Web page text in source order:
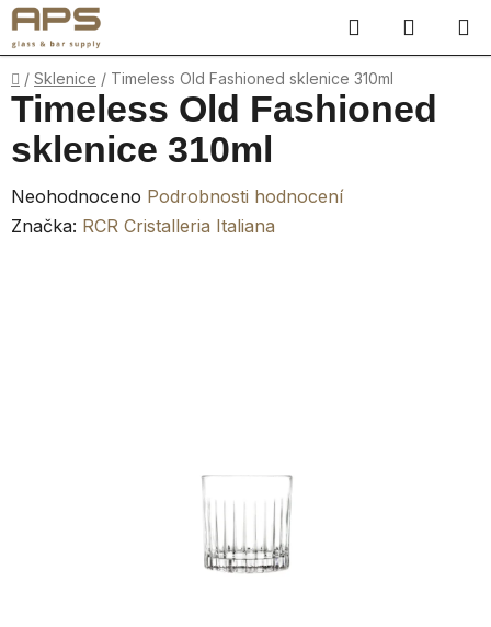
Přejít
na
obsah
Hledat
KOŠÍK
Domů
/ Sklenice / Timeless Old Fashioned sklenice 310ml
Timeless Old Fashioned
sklenice 310ml
Průměrné
hodnocení
Neohodnoceno Podrobnosti hodnocení
Značka: RCR Cristalleria Italiana